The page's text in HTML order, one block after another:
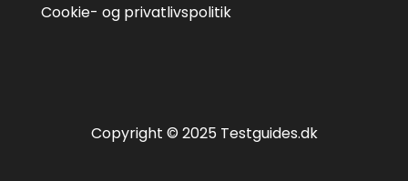
Cookie- og privatlivspolitik
Copyright © 2025 Testguides.dk